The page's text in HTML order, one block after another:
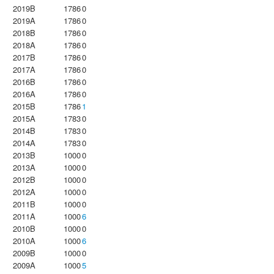
2019B
17860
2019A
17860
2018B
17860
2018A
17860
2017B
17860
2017A
17860
2016B
17860
2016A
17860
2015B
17861
2015A
17830
2014B
17830
2014A
17830
2013B
10000
2013A
10000
2012B
10000
2012A
10000
2011B
10000
2011A
10006
2010B
10000
2010A
10006
2009B
10000
2009A
10005